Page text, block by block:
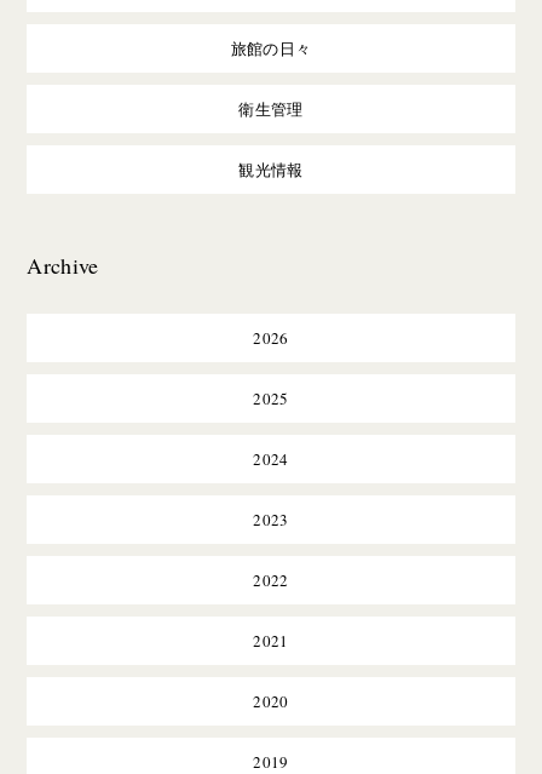
旅館の日々
衛生管理
観光情報
Archive
2026
2025
2024
2023
2022
2021
2020
2019